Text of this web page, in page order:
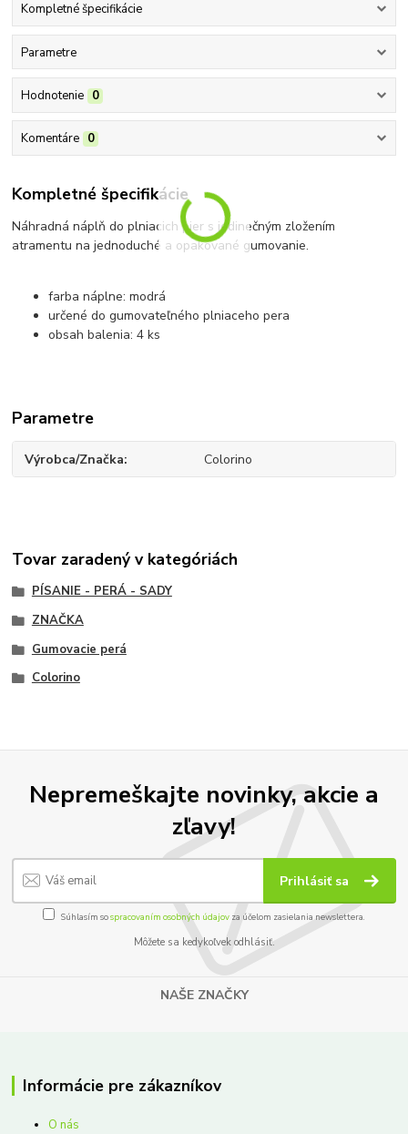
Kompletné špecifikácie
Parametre
Hodnotenie 0
Komentáre 0
Kompletné špecifikácie
Náhradná náplň do plniacich pier s jedinečným zložením
atramentu na jednoduché a opakované gumovanie.
farba náplne: modrá
určené do gumovateľného plniaceho pera
obsah balenia: 4 ks
Parametre
Výrobca/Značka Colorino
Tovar zaradený v kategóriách
PÍSANIE - PERÁ - SADY
ZNAČKA
Gumovacie perá
Colorino
Nepremeškajte novinky, akcie a
zľavy!
Prihlásiť sa
Súhlasím sospracovaním osobných údajov za účelom zasielania newslettera.
Môžete sa kedykoľvek odhlásiť.
NAŠE ZNAČKY
Informácie pre zákazníkov
O nás